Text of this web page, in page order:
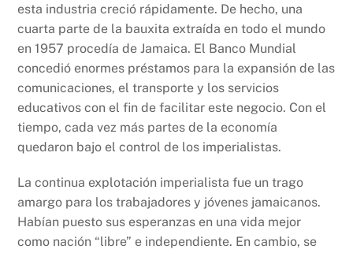
esta industria creció rápidamente. De hecho, una
cuarta parte de la bauxita extraída en todo el mundo
en 1957 procedía de Jamaica. El Banco Mundial
concedió enormes préstamos para la expansión de las
comunicaciones, el transporte y los servicios
educativos con el fin de facilitar este negocio. Con el
tiempo, cada vez más partes de la economía
quedaron bajo el control de los imperialistas.
La continua explotación imperialista fue un trago
amargo para los trabajadores y jóvenes jamaicanos.
Habían puesto sus esperanzas en una vida mejor
como nación “libre” e independiente. En cambio, se